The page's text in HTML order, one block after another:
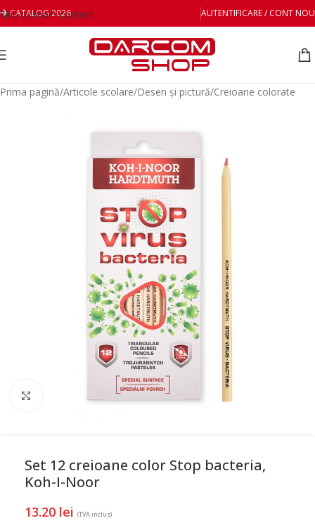
Skip to main content
CATALOG 2026 AUTENTIFICARE / CONT NOU
Prima pagină/Articole scolare/Desen și pictură/Creioane colorate
Set 12 creioane color Stop bacteria,
Koh-I-Noor
13.20 lei (TVA inclus)